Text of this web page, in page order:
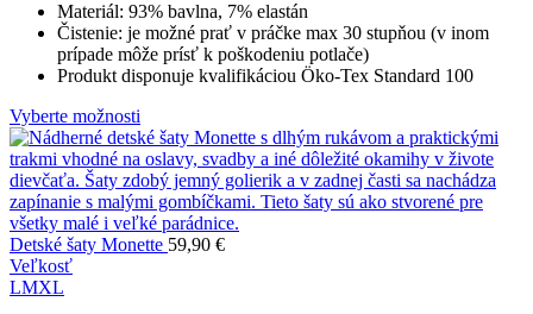
Materiál: 93% bavlna, 7% elastán
Čistenie: je možné prať v práčke max 30 stupňou (v inom
prípade môže prísť k poškodeniu potlače)
Produkt disponuje kvalifikáciou Öko-Tex Standard 100
Vyberte možnosti
Detské šaty Monette 59,90 €
Veľkosť
LMXL